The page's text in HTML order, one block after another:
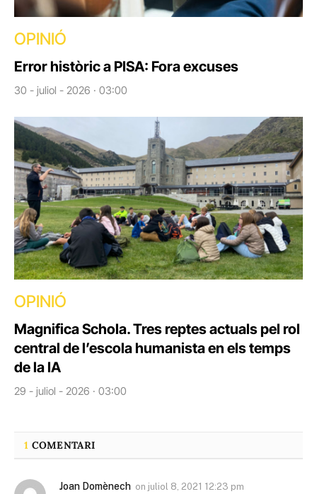
OPINIÓ
Error històric a PISA: Fora excuses
30 - juliol - 2026 · 03:00
OPINIÓ
Magnifica Schola. Tres reptes actuals pel rol
central de l’escola humanista en els temps
de la IA
29 - juliol - 2026 · 03:00
1 COMENTARI
Joan Domènech on juliol 8, 2021 12:23 pm